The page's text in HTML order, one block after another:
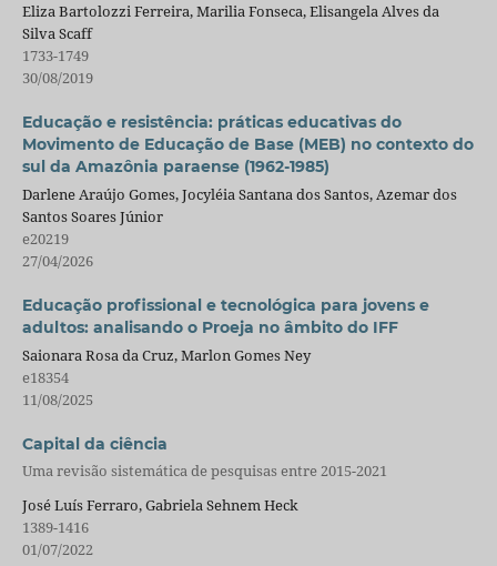
Eliza Bartolozzi Ferreira, Marilia Fonseca, Elisangela Alves da
Silva Scaff
1733-1749
30/08/2019
Educação e resistência: práticas educativas do
Movimento de Educação de Base (MEB) no contexto do
sul da Amazônia paraense (1962-1985)
Darlene Araújo Gomes, Jocyléia Santana dos Santos, Azemar dos
Santos Soares Júnior
e20219
27/04/2026
Educação profissional e tecnológica para jovens e
adultos: analisando o Proeja no âmbito do IFF
Saionara Rosa da Cruz, Marlon Gomes Ney
e18354
11/08/2025
Capital da ciência
Uma revisão sistemática de pesquisas entre 2015-2021
José Luís Ferraro, Gabriela Sehnem Heck
1389-1416
01/07/2022